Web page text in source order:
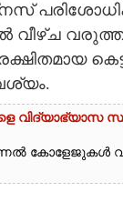
വീഴ്ച
വിദ്യാഭ്യാസ
കോളേജുകൾ